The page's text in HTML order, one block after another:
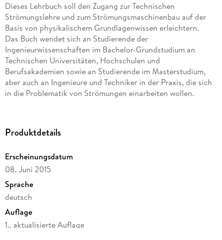
Dieses Lehrbuch soll den Zugang zur Technischen
Strömungslehre und zum Strömungsmaschinenbau auf der
Basis von physikalischem Grundlagenwissen erleichtern.
Das Buch wendet sich an Studierende der
Ingenieurwissenschaften im Bachelor-Grundstudium an
Technischen Universitäten, Hochschulen und
Berufsakademien sowie an Studierende im Masterstudium,
aber auch an Ingenieure und Techniker in der Praxis, die sich
in die Problematik von Strömungen einarbeiten wollen.
Zusammenhänge für strömende Fluide entwickelt und anhand
von zahlreichen Berechnungsbeispielen nachvollziehbar
Zusammenhänge. Besonderer Wert wurde auf eine
verständliche technische Darstellung und Bebilderung
gelegt. Diese wurde für die zweite Auflage, mit den
Erfahrungen aus den Lehrveranstaltungen der letzten Jahre,
nochmals genau überarbeitet und verbessert.
Produktdetails
Erscheinungsdatum
08. Juni 2015
Sprache
deutsch
Auflage
1., aktualisierte Auflage